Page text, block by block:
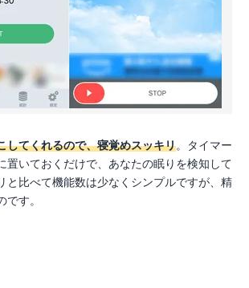
してくれるので、寝覚めスッキリ。タイマー
置いておくだけで、あなたの眠りを検知して
と比べて機能数は少なくシンプルですが、精
です。